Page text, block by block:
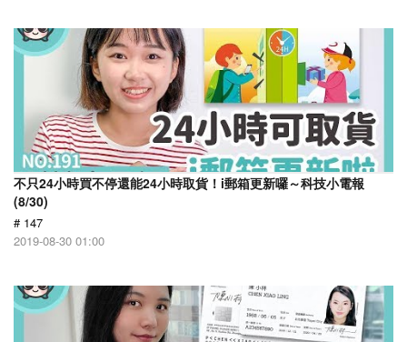
不只24小時買不停還能24小時取貨！i郵箱更新囉～科技小電報
(8/30)
# 147
2019-08-30 01:00